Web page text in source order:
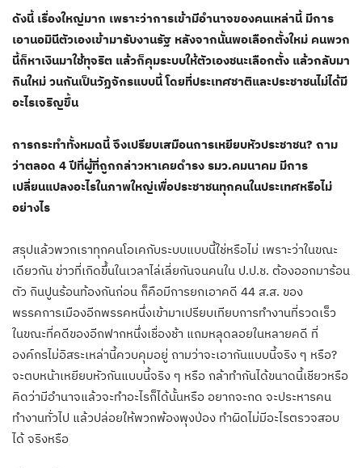
ดังนี้ เรื่องใหญ่มาก เพราะว่าการเข้ามีอำนาจของคนเหล่านี้ มีการ
เอานอมินีตัวเองเข้ามารับงานรัฐ หลังจากนั้นพอเลือกตั้งใหม่ คนพวก
นี้ก็หาเงินมาใช้ทุจริต แล้วก็คุมระบบให้ตัวเองชนะเลือกตั้ง แล้วกลับมา
กินใหม่ วนกันเป็นวัฏจักรแบบนี้ โดยที่ประเทศชาติและประชาชนไม่ได้มี
อะไรเจริญขึ้น
การกระทำทั้งหมดนี้ จึงเปรียบเสมือนการเหยียบหัวประชาชน? ถาม
ว่าตลอด 4 ปีที่ผู้ที่ถูกกล่าวหาเคยดำรง รมว.คมนาคม มีการ
เปลี่ยนแปลงอะไรในภาพใหญ่เพื่อประชาชนทุกคนในประเทศหรือไม่
อย่างไร
สรุปแล้วพวกเราทุกคนโอเคกับระบบแบบนี้ใช่หรือไม่ เพราะว่าในขณะ
เดียวกัน ข่าวที่เกิดขึ้นในเวลาไล่เลี่ยกันจนคนใน ป.ป.ช. ต้องออกมาร้อน
ตัว กินปูนร้อนท้องกันก่อน ก็คือมีการยกเอาคดี 44 ส.ส. ของ
พรรคการเมืองอีกพรรคหนึ่งเข้ามาเปรียบเทียบการทำงานที่รวดเร็ว
ในขณะที่คดีของอีกฟากหนึ่งเชื่องช้า แถมหลุดลอยในหลายคดี ที่
องค์กรไม่อิสระเหล่านี้ควบคุมอยู่ ถามว่าจะเอากันแบบนี้จริง ๆ หรือ?
จะตบหน้าเหยียบหัวกันแบบนี้จริง ๆ หรือ กล้าทำกันได้ขนาดนี้เชียวหรือ
คิดว่ามีอำนาจแล้วจะทำอะไรก็ได้นั้นหรือ อยากจะกด จะประหารคน
ทำงานทั่วไป แล้วปล่อยให้พวกพ้องพุงป่อง ทำผิดไม่มีอะไรตรวจสอบ
ได้ จริงหรือ